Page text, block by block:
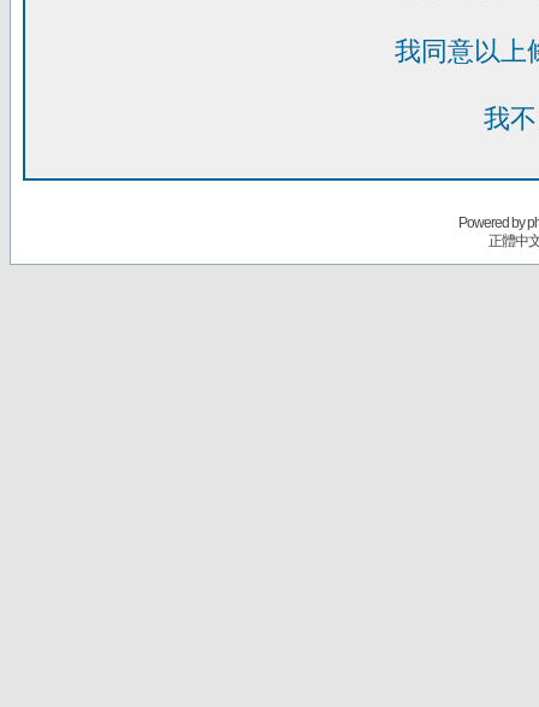
我同意以上
我
Powered by
正體中